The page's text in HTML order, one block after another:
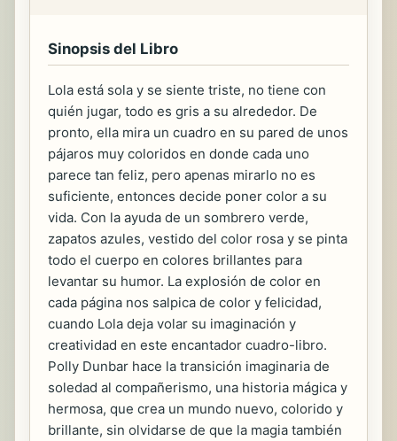
Sinopsis del Libro
Lola está sola y se siente triste, no tiene con
quién jugar, todo es gris a su alrededor. De
pronto, ella mira un cuadro en su pared de unos
pájaros muy coloridos en donde cada uno
parece tan feliz, pero apenas mirarlo no es
suficiente, entonces decide poner color a su
vida. Con la ayuda de un sombrero verde,
zapatos azules, vestido del color rosa y se pinta
todo el cuerpo en colores brillantes para
levantar su humor. La explosión de color en
cada página nos salpica de color y felicidad,
cuando Lola deja volar su imaginación y
creatividad en este encantador cuadro-libro.
Polly Dunbar hace la transición imaginaria de
soledad al compañerismo, una historia mágica y
hermosa, que crea un mundo nuevo, colorido y
brillante, sin olvidarse de que la magia también